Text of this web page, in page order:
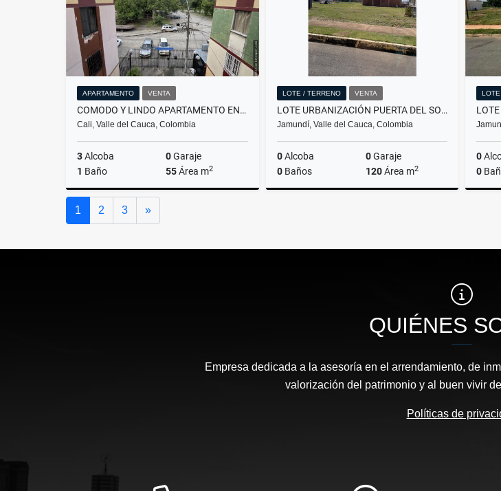
APARTAMENTO VENTA
COMODO Y LINDO APARTAMENTO EN CHIMINANGOS PISO 5
Cali, Valle del Cauca, Colombia
3Alcoba 0Garaje
1 Baño 55Área m2
LOTE / TERRENO VENTA
LOTE URBANIZACIÓN PUERTA DEL SOL VIA JAMUNDI/POTRERITO
Jamundí, Valle del Cauca, Colombia
0Alcoba 0Garaje
0Baños 120Área m2
0
0
1 2 3 »Siguiente
QUIÉNES
Empresa dedicada a la asesoría en el arrendamiento, de
valorización del patrimonio y al buen vivir
Políticas de